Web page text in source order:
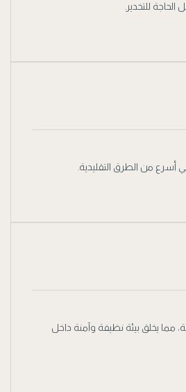
الحاجة للتخدير.
أسرع من الطرق التقليدية.
مما يخلق بيئة نظيفة وآمنة داخل